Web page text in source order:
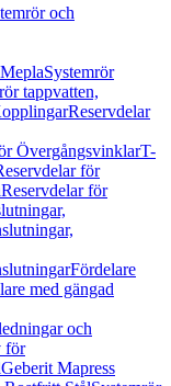
och
Systemrör
tappvatten,
Reservdelar
ÖvergångsvinklarT-
för
Reservdelar för
Fördelare
med gängad
och
för
Geberit Mapress